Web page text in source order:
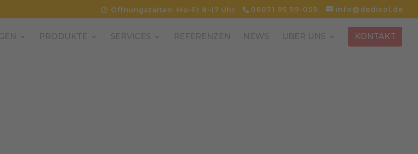
06071 95 99-059 info@dedisol.de
Öffnungszeiten: Mo–Fr 8–17 Uhr
PRODUKTE SERVICES REFERENZEN NEWS ÜBER UNS KONTAKT